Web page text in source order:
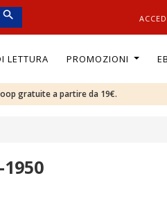
LETTURA PROMOZIONI
gratuite a partire da 19€.